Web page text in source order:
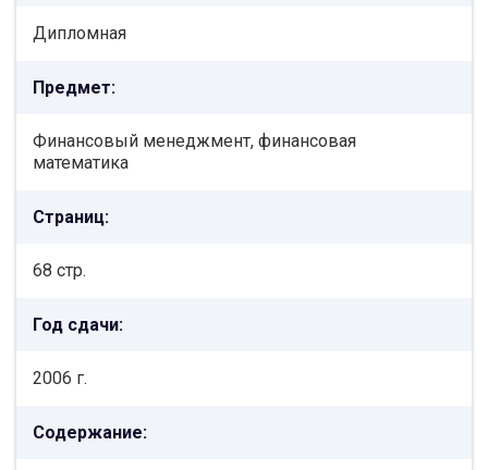
Дипломная
Предмет:
Финансовый менеджмент, финансовая
математика
Страниц:
68 стр.
Год сдачи:
2006 г.
Содержание: